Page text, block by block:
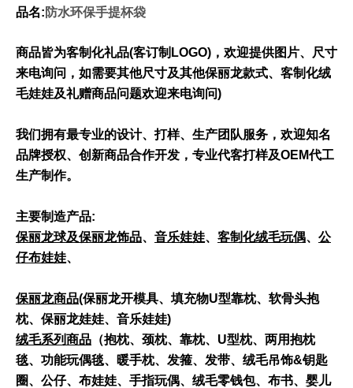
品名: 防水环保手提杯袋
商品皆为客制化礼品(客订制LOGO)，欢迎提供图片、尺寸
来电询问，如需要其他尺寸及其他保丽龙款式、客制化绒
毛娃娃及礼赠商品问题欢迎来电询问)
我们拥有最专业的设计、打样、生产团队服务，欢迎知名
品牌授权、创新商品合作开发，专业代客打样及OEM代工
生产制作。
主要制造产品:
保丽龙球及保丽龙饰品、 音乐娃娃、 客制化绒毛玩偶、 公
仔布娃娃、
保丽龙商品(保丽龙开模具、填充物U型靠枕、软骨头抱
枕、保丽龙娃娃、音乐娃娃)
绒毛系列商品 （抱枕、颈枕、靠枕、U型枕、两用抱枕
毯、功能玩偶毯、暖手枕、发箍、发带、绒毛吊饰&钥匙
圈、公仔、布娃娃、手指玩偶、绒毛零钱包、布书、婴儿